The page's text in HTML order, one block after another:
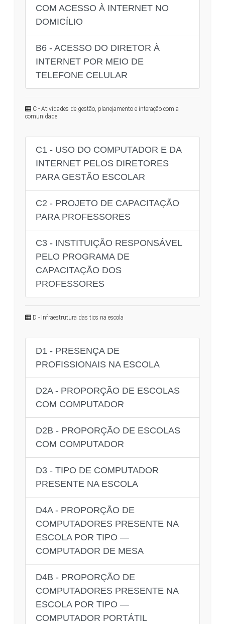
COM ACESSO À INTERNET NO
DOMICÍLIO
B6 - ACESSO DO DIRETOR À
INTERNET POR MEIO DE
TELEFONE CELULAR
C - Atividades de gestão, planejamento e interação com a
comunidade
C1 - USO DO COMPUTADOR E DA
INTERNET PELOS DIRETORES
PARA GESTÃO ESCOLAR
C2 - PROJETO DE CAPACITAÇÃO
PARA PROFESSORES
C3 - INSTITUIÇÃO RESPONSÁVEL
PELO PROGRAMA DE
CAPACITAÇÃO DOS
PROFESSORES
D - Infraestrutura das tics na escola
D1 - PRESENÇA DE
PROFISSIONAIS NA ESCOLA
D2A - PROPORÇÃO DE ESCOLAS
COM COMPUTADOR
D2B - PROPORÇÃO DE ESCOLAS
COM COMPUTADOR
D3 - TIPO DE COMPUTADOR
PRESENTE NA ESCOLA
D4A - PROPORÇÃO DE
COMPUTADORES PRESENTE NA
ESCOLA POR TIPO —
COMPUTADOR DE MESA
D4B - PROPORÇÃO DE
COMPUTADORES PRESENTE NA
ESCOLA POR TIPO —
COMPUTADOR PORTÁTIL